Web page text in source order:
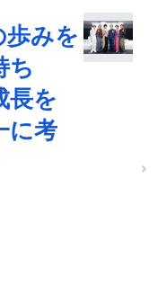
歩みを
ち
長を
に考